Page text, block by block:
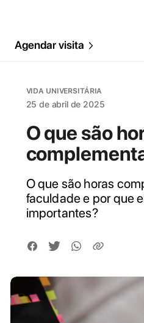
Agendar visita
VIDA UNIVERSITÁRIA
25 de abril de 2025
O que são
O que são horas
faculdade e por que
importantes?